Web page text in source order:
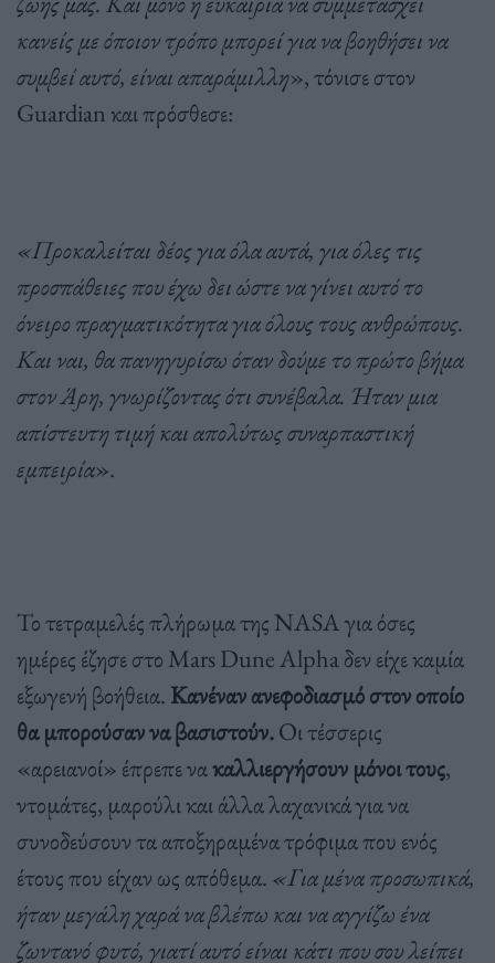
κανείς με όποιον τρόπο μπορεί για να βοηθήσει να
συμβεί αυτό, είναι απαράμιλλη», τόνισε στον
Guardian και πρόσθεσε:
«Προκαλείται δέος για όλα αυτά, για όλες τις
προσπάθειες που έχω δει ώστε να γίνει αυτό το
όνειρο πραγματικότητα για όλους τους ανθρώπους.
Και ναι, θα πανηγυρίσω όταν δούμε το πρώτο βήμα
στον Άρη, γνωρίζοντας ότι συνέβαλα. Ήταν μια
απίστευτη τιμή και απολύτως συναρπαστική
εμπειρία».
Το τετραμελές πλήρωμα της NASA για όσες
ημέρες έζησε στο Mars Dune Alpha δεν είχε καμία
εξωγενή βοήθεια. Κανέναν ανεφοδιασμό στον οποίο
θα μπορούσαν να βασιστούν.Οι τέσσερις
«αρειανοί» έπρεπε νακαλλιεργήσουν μόνοι τους,
ντομάτες, μαρούλι και άλλα λαχανικά για να
συνοδεύσουν τα αποξηραμένα τρόφιμα που ενός
έτους που είχαν ως απόθεμα. «Για μένα προσωπικά,
ήταν μεγάλη χαρά να βλέπω και να αγγίζω ένα
ζωντανό φυτό, γιατί αυτό είναι κάτι που σου λείπει